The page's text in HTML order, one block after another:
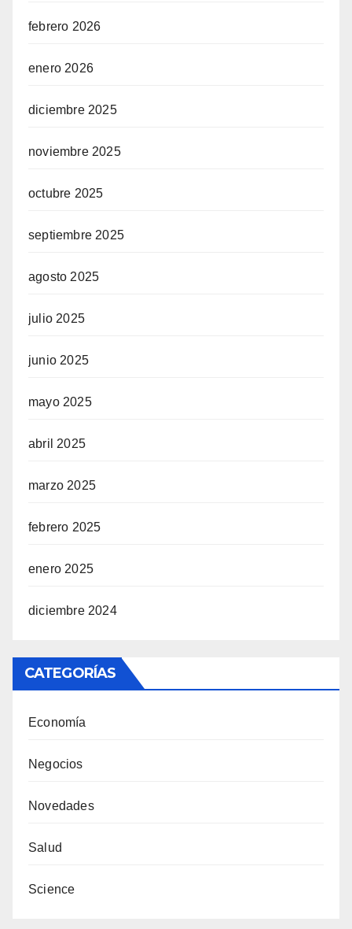
febrero 2026
enero 2026
diciembre 2025
noviembre 2025
octubre 2025
septiembre 2025
agosto 2025
julio 2025
junio 2025
mayo 2025
abril 2025
marzo 2025
febrero 2025
enero 2025
diciembre 2024
CATEGORÍAS
Economía
Negocios
Novedades
Salud
Science